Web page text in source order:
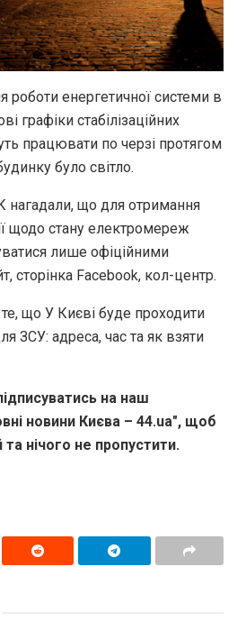
роботи енергетичної системи в
графіки стабілізаційних
працювати по черзі протягом
було світло.
нагадали, що для отримання
щодо стану електромереж
лише офіційними
сторінка Facebook, кол-центр.
що У Києві буде проходити
ЗСУ: адреса, час та як взяти
на наш
новини Києва – 44.ua", щоб
та нічого не пропустити.